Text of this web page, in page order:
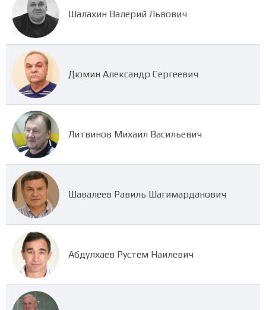
Шалахин Валерий Львович
Дюмин Александр Сергеевич
Литвинов Михаил Васильевич
Шавалеев Равиль Шагимарданович
Абдулхаев Рустем Наилевич